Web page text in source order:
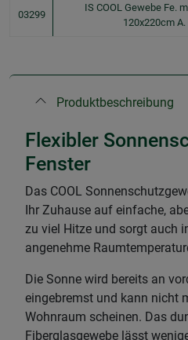
03299
IS COOL Gewebe Fe.
120x220cm A.
Produktbeschreibung
Flexibler
Fenster
Das COOL
Ihr Zuhause auf einfache,
zu viel Hitze und sorgt auch
angenehme
Die Sonne wird bereits an
eingebremst und kann nicht
Wohnraum scheinen. Das
Fiberglasgewebe lässt